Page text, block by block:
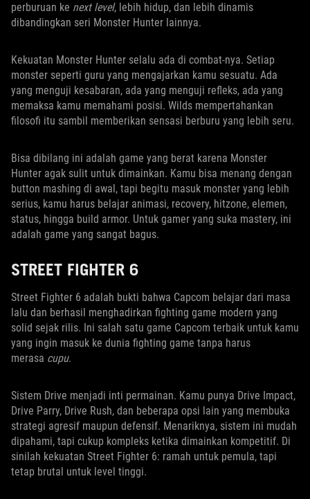
perburuan ke next level, lebih hidup, dan lebih dinamis
dibandingkan seri Monster Hunter lainnya.
Kekuatan Monster Hunter selalu ada di combat-nya. Setiap
monster seperti guru yang mengajarkan kamu sesuatu. Ada
yang menguji kesabaran, ada yang menguji refleks, ada yang
memaksa kamu memahami posisi. Wilds mempertahankan
filosofi itu sambil memberikan sensasi berburu yang lebih seru.
Bisa dibilang ini adalah game yang berat karena Monster
Hunter agak sulit untuk dimainkan. Kamu bisa menang dengan
button mashing di awal, tapi begitu masuk monster yang lebih
serius, kamu harus belajar animasi, recovery, hitzone, elemen,
status, hingga build armor. Untuk gamer yang suka mastery, ini
adalah game yang sangat bagus.
STREET FIGHTER 6
Street Fighter 6 adalah bukti bahwa Capcom belajar dari masa
lalu dan berhasil menghadirkan fighting game modern yang
solid sejak rilis. Ini salah satu game Capcom terbaik untuk kamu
yang ingin masuk ke dunia fighting game tanpa harus
merasa cupu.
Sistem Drive menjadi inti permainan. Kamu punya Drive Impact,
Drive Parry, Drive Rush, dan beberapa opsi lain yang membuka
strategi agresif maupun defensif. Menariknya, sistem ini mudah
dipahami, tapi cukup kompleks ketika dimainkan kompetitif. Di
sinilah kekuatan Street Fighter 6: ramah untuk pemula, tapi
tetap brutal untuk level tinggi.